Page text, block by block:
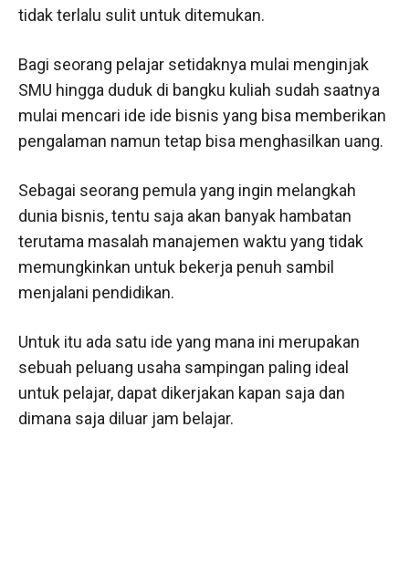
tidak terlalu sulit untuk ditemukan.
Bagi seorang pelajar setidaknya mulai menginjak
SMU hingga duduk di bangku kuliah sudah saatnya
mulai mencari ide ide bisnis yang bisa memberikan
pengalaman namun tetap bisa menghasilkan uang.
Sebagai seorang pemula yang ingin melangkah
dunia bisnis, tentu saja akan banyak hambatan
terutama masalah manajemen waktu yang tidak
memungkinkan untuk bekerja penuh sambil
menjalani pendidikan.
Untuk itu ada satu ide yang mana ini merupakan
sebuah peluang usaha sampingan paling ideal
untuk pelajar, dapat dikerjakan kapan saja dan
dimana saja diluar jam belajar.